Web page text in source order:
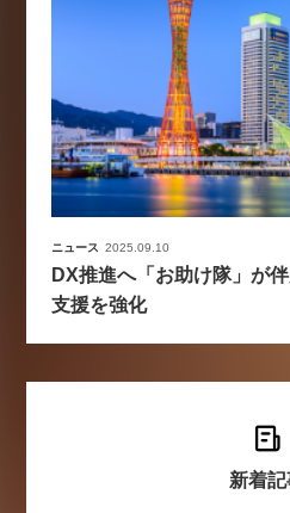
ニュース 2025.09.10
DX推進へ「お助け隊」が
支援を強化
新着